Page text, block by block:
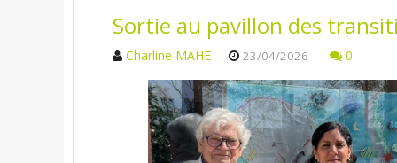
Sortie au pavillon des
Charline MAHE 23/04/2026 0